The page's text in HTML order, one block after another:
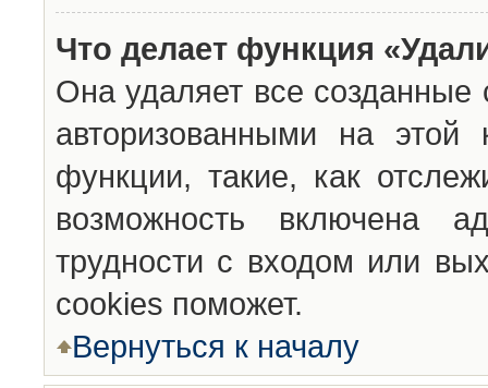
Что делает функция
Она удаляет все созданные
авторизованными на
функции, такие, как
возможность включена
трудности с входом или
cookies поможет.
Вернуться к началу